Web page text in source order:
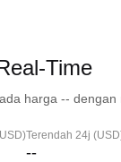
Time
harga --
Terendah 24j
--